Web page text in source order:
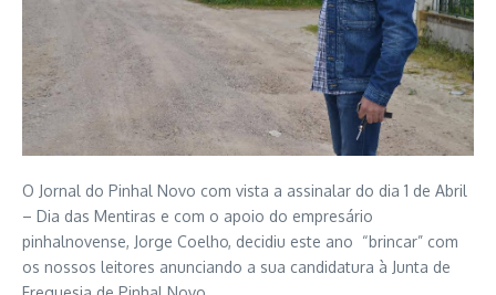
O Jornal do Pinhal Novo com vista a assinalar do dia 1 de Abril
– Dia das Mentiras e com o apoio do empresário
pinhalnovense, Jorge Coelho, decidiu este ano “brincar” com
os nossos leitores anunciando a sua candidatura à Junta de